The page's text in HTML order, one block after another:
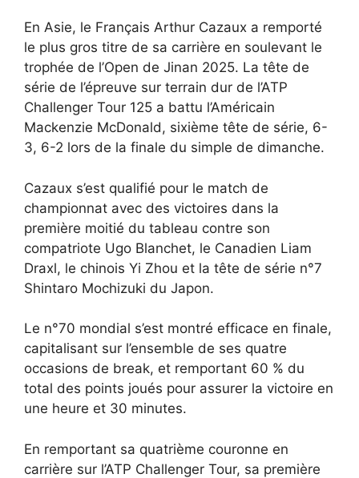
En Asie, le Français Arthur Cazaux a remporté
le plus gros titre de sa carrière en soulevant le
trophée de l’Open de Jinan 2025. La tête de
série de l’épreuve sur terrain dur de l’ATP
Challenger Tour 125 a battu l’Américain
Mackenzie McDonald, sixième tête de série, 6-
3, 6-2 lors de la finale du simple de dimanche.
Cazaux s’est qualifié pour le match de
championnat avec des victoires dans la
première moitié du tableau contre son
compatriote Ugo Blanchet, le Canadien Liam
Draxl, le chinois Yi Zhou et la tête de série n°7
Shintaro Mochizuki du Japon.
Le n°70 mondial s’est montré efficace en finale,
capitalisant sur l’ensemble de ses quatre
occasions de break, et remportant 60 % du
total des points joués pour assurer la victoire en
une heure et 30 minutes.
En remportant sa quatrième couronne en
carrière sur l’ATP Challenger Tour, sa première